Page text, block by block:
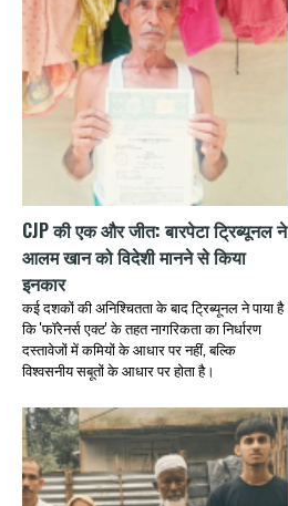
CJP की एक और जीत: बारपेटा ट्रिब्यूनल ने
आलम खान को विदेशी मानने से किया
इनकार
कई दशकों की अनिश्चितता के बाद ट्रिब्यूनल ने पाया है
कि 'फॉरेनर्स एक्ट' के तहत नागरिकता का निर्धारण
दस्तावेजों में कमियों के आधार पर नहीं, बल्कि
विश्वसनीय सबूतों के आधार पर होता है।